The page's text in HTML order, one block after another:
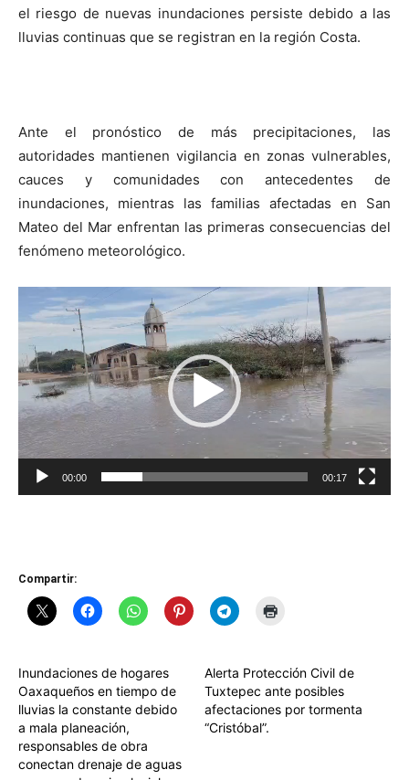
el riesgo de nuevas inundaciones persiste debido a las
lluvias continuas que se registran en la región Costa.
Ante el pronóstico de más precipitaciones, las
autoridades mantienen vigilancia en zonas vulnerables,
cauces y comunidades con antecedentes de
inundaciones, mientras las familias afectadas en San
Mateo del Mar enfrentan las primeras consecuencias del
fenómeno meteorológico.
Reproductor
de
vídeo
00:00 00:17
Compartir:
Inundaciones de hogares
Oaxaqueños en tiempo de
lluvias la constante debido
a mala planeación,
responsables de obra
conectan drenaje de aguas
Alerta Protección Civil de
Tuxtepec ante posibles
afectaciones por tormenta
“Cristóbal”.